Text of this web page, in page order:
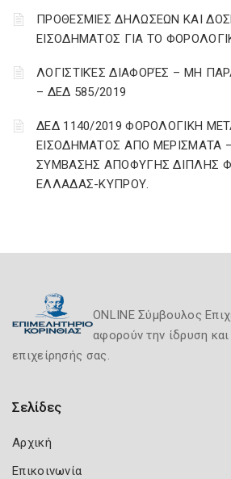
ΠΡΟΘΕΣΜΙΕΣ ΔΗΛΩΣΕΩΝ ΚΑΙ
ΕΙΣΟΔΗΜΑΤΟΣ ΓΙΑ ΤΟ
ΛΟΓΙΣΤΙΚΈΣ ΔΙΑΦΟΡΈΣ – ΜΗ
– ΔΕΔ 585/2019
ΔΕΔ 1140/2019 ΦΟΡΟΛΟΓΙΚΗ
ΕΙΣΟΔΗΜΑΤΟΣ ΑΠΟ ΜΕΡΙΣΜΑΤΑ
ΣΥΜΒΑΣΗΣ ΑΠΟΦΥΓΗΣ ΔΙΠΛΗΣ
ΕΛΛΑΔΑΣ-ΚΥΠΡΟΥ.
ONLINE Σύμβουλος
αφορούν την ίδρυση και
επιχείρησής σας.
Σελίδες
Αρχική
Επικοινωνία